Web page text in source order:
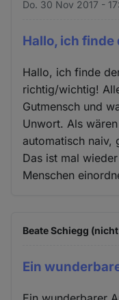
Do. 30 Nov 2017 -
Hallo, ich
Hallo, ich finde
richtig/wichtig!
Gutmensch und
Unwort. Als
automatisch naiv,
Das ist mal
Menschen
Beate Schiegg
Ein